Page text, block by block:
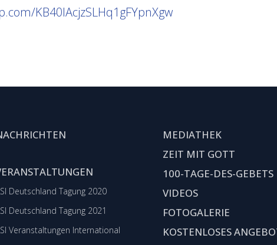
KB40lAcjzSLHq1gFYpnXgw
Deutschland Tagung 2020
Deutschland Tagung 2021
Veranstaltungen International
MEDIATHEK
ZEIT MIT GOTT
100-TAGE-DES-GEBETS
VIDEOS
FOTOGALERIE
KOSTENLOSES